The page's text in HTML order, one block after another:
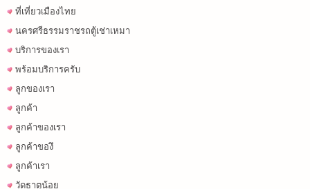
ที่เที่ยวเมืองไทย
นครศรีธรรมราชรถตู้เช่าเหมา
บริการของเรา
พร้อมบริการครับ
ลูกของเรา
ลูกค้า
ลูกค้าของเรา
ลูกค้าของึ
ลูกค้าเรา
วัดธาตุน้อย